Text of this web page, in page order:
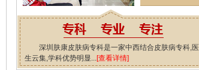
深圳肤康皮肤病专科是一家中西结合皮肤病专科,医
生云集,学科优势明显...[查看详情]